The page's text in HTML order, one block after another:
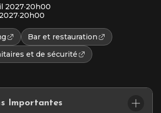
2027·20h00
·20h00
Bar et restauration
et de sécurité
Importantes